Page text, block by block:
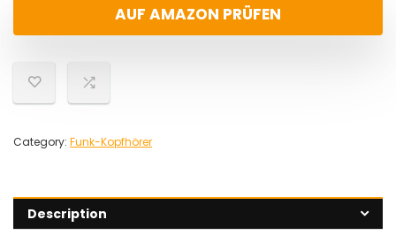
AUF AMAZON PRÜFEN
Category: Funk-Kopfhörer
Description